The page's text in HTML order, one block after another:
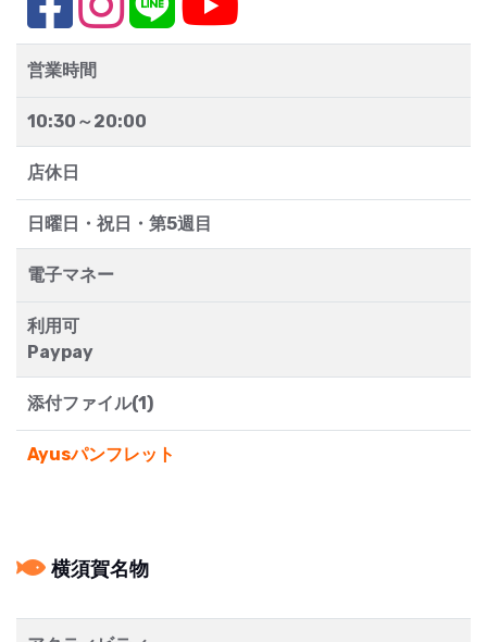
営業時間
10:30～20:00
店休日
日曜日・祝日・第5週目
電子マネー
利用可
Paypay
添付ファイル(1)
Ayusパンフレット
横須賀名物